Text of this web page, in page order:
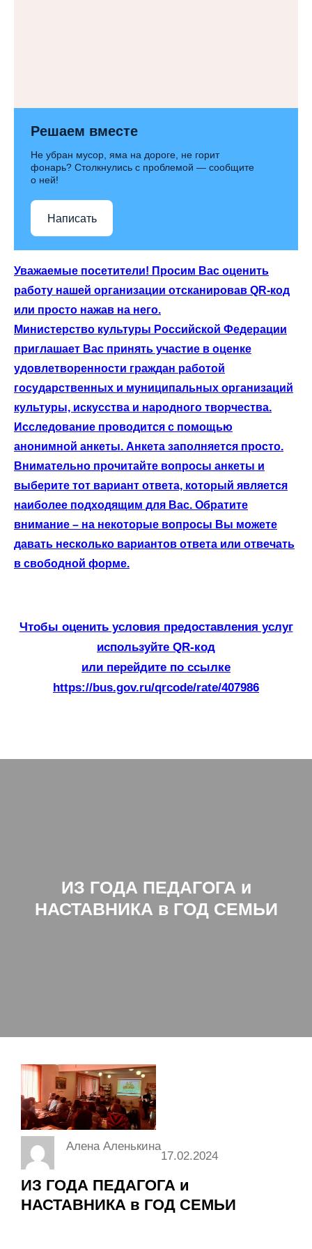
Решаем вместе
Не убран мусор, яма на дороге, не горит
фонарь? Столкнулись с проблемой — сообщите
о ней!
Написать
Уважаемые посетители! Просим Вас оценить
работу нашей организации отсканировав QR-код
или просто нажав на него.
Министерство культуры Российской Федерации
приглашает Вас принять участие в оценке
удовлетворенности граждан работой
государственных и муниципальных организаций
культуры, искусства и народного творчества.
Исследование проводится с помощью
анонимной анкеты. Анкета заполняется просто.
Внимательно прочитайте вопросы анкеты и
выберите тот вариант ответа, который является
наиболее подходящим для Вас. Обратите
внимание – на некоторые вопросы Вы можете
давать несколько вариантов ответа или отвечать
в свободной форме.
Чтобы оценить условия предоставления услуг
используйте QR-код
или перейдите по ссылке
https://bus.gov.ru/qrcode/rate/407986
ИЗ ГОДА ПЕДАГОГА и
НАСТАВНИКА в ГОД СЕМЬИ
Алена Аленькина
17.02.2024
ИЗ ГОДА ПЕДАГОГА и
НАСТАВНИКА в ГОД СЕМЬИ